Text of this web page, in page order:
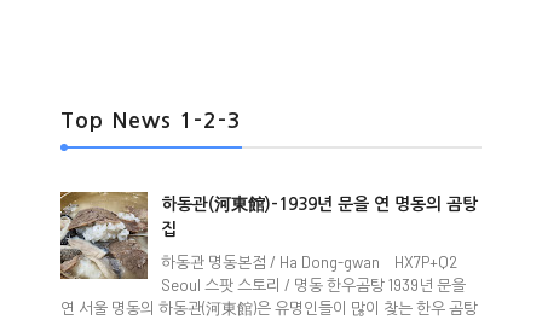
Top News 1-2-3
하동관(河東館)-1939년 문을 연 명동의 곰탕
집
하동관 명동본점 / Ha Dong-gwan HX7P+Q2
Seoul 스팟 스토리 / 명동 한우곰탕 1939년 문을
연 서울 명동의 하동관(河東館)은 유명인들이 많이 찾는 한우 곰탕